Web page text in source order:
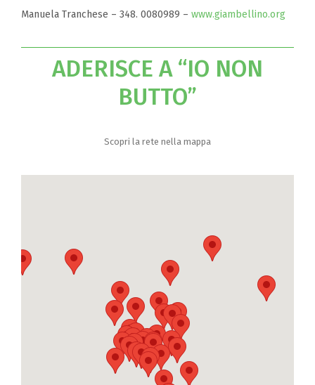
Manuela Tranchese – 348. 0080989 – www.giambellino.org
ADERISCE A “IO NON
BUTTO”
Scopri la rete nella mappa